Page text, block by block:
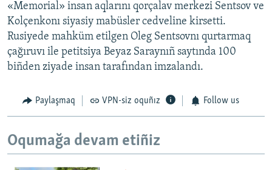
«Memorial» insan aqlarını qorçalav merkezi Sentsov ve
Kolçenkonı siyasiy mabüsler cedveline kirsetti.
Rusiyede mahküm etilgen Oleg Sentsovnı qurtarmaq
çağıruvı ile petitsiya Beyaz Saraynıñ saytında 100
biñden ziyade insan tarafından imzalandı.
Paylaşmaq VPN-siz oquñız Follow us
Oqumağa devam etiñiz